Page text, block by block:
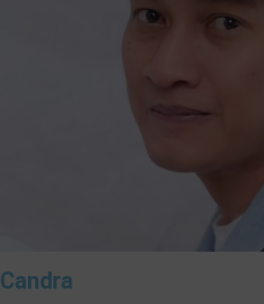
Candra